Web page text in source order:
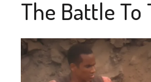
The Battle To